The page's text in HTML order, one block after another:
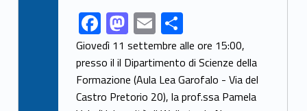
Link identifier share facebook archive #share-link-archive-2869F
ac
e
b
M
as
to
d
E
m
ai
l
S
h
ar
e
Giovedì 11 settembre alle ore 15:00,
presso il il Dipartimento di Scienze della
Formazione (Aula Lea Garofalo - Via del
Castro Pretorio 20), la prof.ssa Pamela